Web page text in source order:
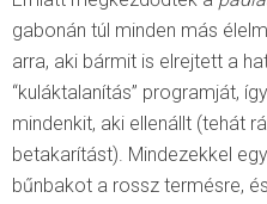
gabonán túl minden más
arra, aki bármit is elrejtett a
“kuláktalanítás” programját,
mindenkit, aki ellenállt (tehát
betakarítást). Mindezekkel
bűnbakot a rossz termésre,